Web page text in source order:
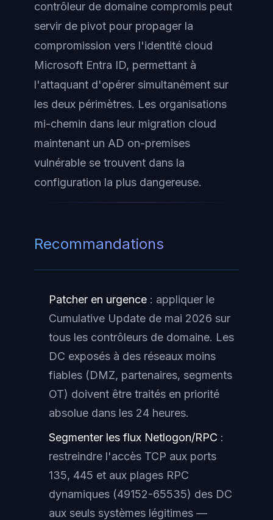
contrôleur de domaine compromis peut
servir de pivot pour propager la
compromission vers l'identité cloud
Microsoft Entra ID, permettant à
l'attaquant d'opérer simultanément sur
les deux périmètres. Les organisations
mi-chemin dans leur migration cloud
maintenant un AD on-premises
vulnérable se trouvent dans la
configuration la plus dangereuse.
Recommandations
Patcher en urgence : appliquer le
Cumulative Update de mai 2026 sur
tous les contrôleurs de domaine. Les
DC exposés à des réseaux moins
fiables (DMZ, partenaires, segments
OT) doivent être traités en priorité
absolue dans les 24 heures.
Segmenter les flux Netlogon/RPC :
restreindre l'accès TCP aux ports
135, 445 et aux plages RPC
dynamiques (49152-65535) des DC
aux seuls systèmes légitimes —